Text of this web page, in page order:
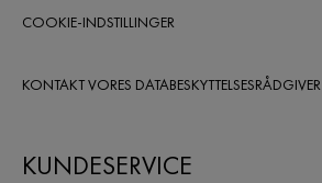
COOKIE-INDSTILLINGER
KONTAKT VORES DATABESKYTTELSESRÅDGIVER
KUNDESERVICE